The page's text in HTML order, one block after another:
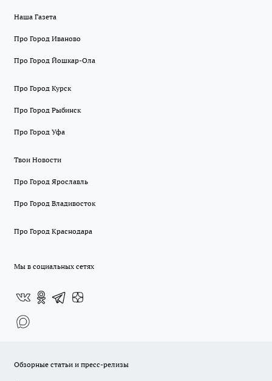
Наша Газета
Про Город Иваново
Про Город Йошкар-Ола
Про Город Курск
Про Город Рыбинск
Про Город Уфа
Твои Новости
Про Город Ярославль
Про Город Владивосток
Про Город Краснодара
Мы в социальных сетях
Обзорные статьи и пресс-релизы